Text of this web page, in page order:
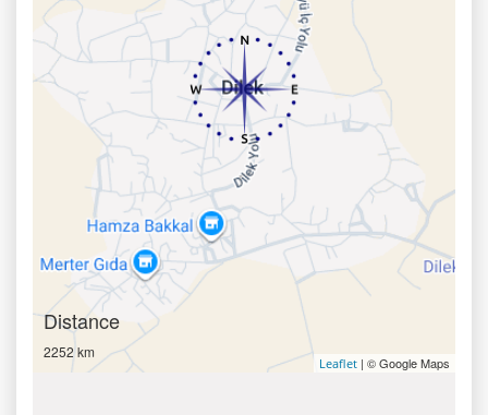
Distance
2252 km
Leaflet | © Google Maps